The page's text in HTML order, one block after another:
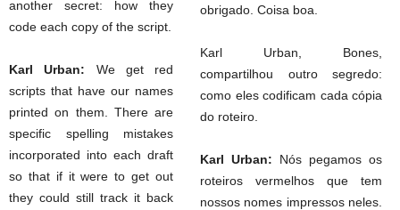
another secret: how they
code each copy of the script.
Karl Urban: We get red
scripts that have our names
printed on them. There are
specific spelling mistakes
incorporated into each draft
so that if it were to get out
they could still track it back
obrigado. Coisa boa.
Karl Urban, Bones,
compartilhou outro segredo:
como eles codificam cada cópia
do roteiro.
Karl Urban: Nós pegamos os
roteiros vermelhos que tem
nossos nomes impressos neles.